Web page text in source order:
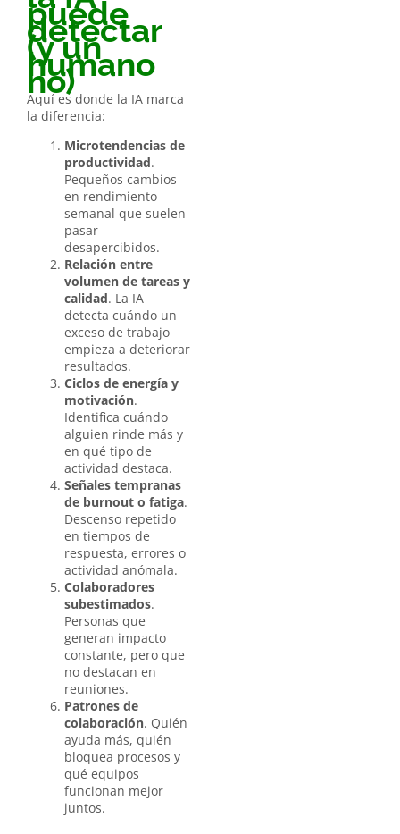
puede
detectar
(y un
humano
no)
Aquí es donde la IA marca
la diferencia:
Microtendencias de
productividad.
Pequeños cambios
en rendimiento
semanal que suelen
pasar
desapercibidos.
Relación entre
volumen de tareas y
calidad. La IA
detecta cuándo un
exceso de trabajo
empieza a deteriorar
resultados.
Ciclos de energía y
motivación.
Identifica cuándo
alguien rinde más y
en qué tipo de
actividad destaca.
Señales tempranas
de burnout o fatiga.
Descenso repetido
en tiempos de
respuesta, errores o
actividad anómala.
Colaboradores
subestimados.
Personas que
generan impacto
constante, pero que
no destacan en
reuniones.
Patrones de
colaboración. Quién
ayuda más, quién
bloquea procesos y
qué equipos
funcionan mejor
juntos.